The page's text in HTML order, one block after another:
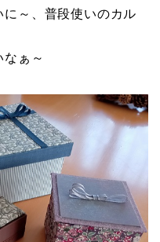
～、普段使いのカル
ぁ～